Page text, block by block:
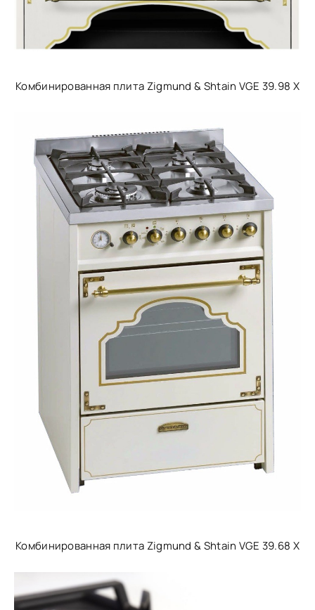
Комбинированная плита Zigmund & Shtain VGE 39.98 X
Комбинированная плита Zigmund & Shtain VGE 39.68 X